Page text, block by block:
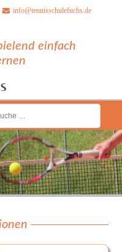
info@tennisschulefuchs.de
einfach
2 or more characters for